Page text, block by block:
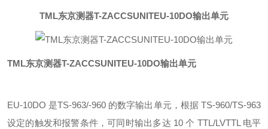
TML东京测器T-ZACCSUNITEU-10DO输出单元
TML东京测器T-ZACCSUNITEU-10DO输出单元
EU-10DO 是TS-963/-960 的数字输出单元，根据 TS-960/TS-963
设定的触发和报警条件，可同时输出多达 10 个 TTL/LVTTL 电平